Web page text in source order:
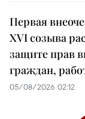
Первая
XVI созыва
защите прав
граждан,
05/08/2026 02:12